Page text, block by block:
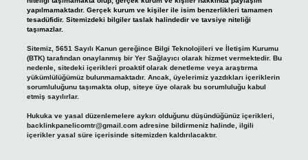
yapılmamaktadır. Gerçek kurum ve kişiler ile isim benzerlikleri tamamen
tesadüfidir. Sitemizdeki bilgiler taslak halindedir ve tavsiye niteliği
taşımazlar.
Sitemiz, 5651 Sayılı Kanun gereğince Bilgi Teknolojileri ve İletişim Kurumu
(BTK) tarafından onaylanmış bir Yer Sağlayıcı olarak hizmet vermektedir. Bu
nedenle, sitedeki içerikleri proaktif olarak denetleme veya araştırma
yükümlülüğümüz bulunmamaktadır. Ancak, üyelerimiz yazdıkları içeriklerin
sorumluluğunu taşımakta olup, siteye üye olarak bu sorumluluğu kabul
etmiş sayılırlar.
Hukuka ve yasal düzenlemelere aykırı olduğunu düşündüğünüz içerikleri,
backlinkpanelicomtr@gmail.comadresine bildirmeniz halinde, ilgili
içerikler yasal süre içerisinde sitemizden kaldırılacaktır.